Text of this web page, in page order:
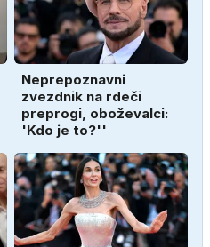
Neprepoznavni
zvezdnik na rdeči
preprogi, oboževalci:
'Kdo je to?''